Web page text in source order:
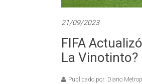
21/09/2023
FIFA
La Vinotinto?
Publicado por: Diario